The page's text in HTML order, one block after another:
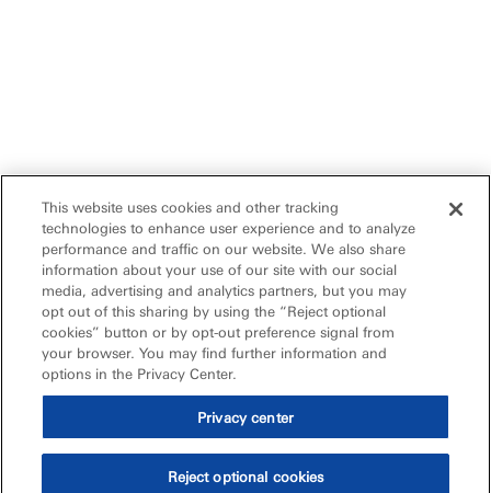
This website uses cookies and other tracking
technologies to enhance user experience and to analyze
performance and traffic on our website. We also share
information about your use of our site with our social
media, advertising and analytics partners, but you may
opt out of this sharing by using the “Reject optional
cookies” button or by opt-out preference signal from
your browser. You may find further information and
options in the Privacy Center.
Privacy center
Reject optional cookies